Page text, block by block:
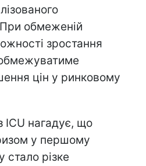
обмеженій
зростання
цін у ринковому
ICU нагадує, що
у першому
стало різке